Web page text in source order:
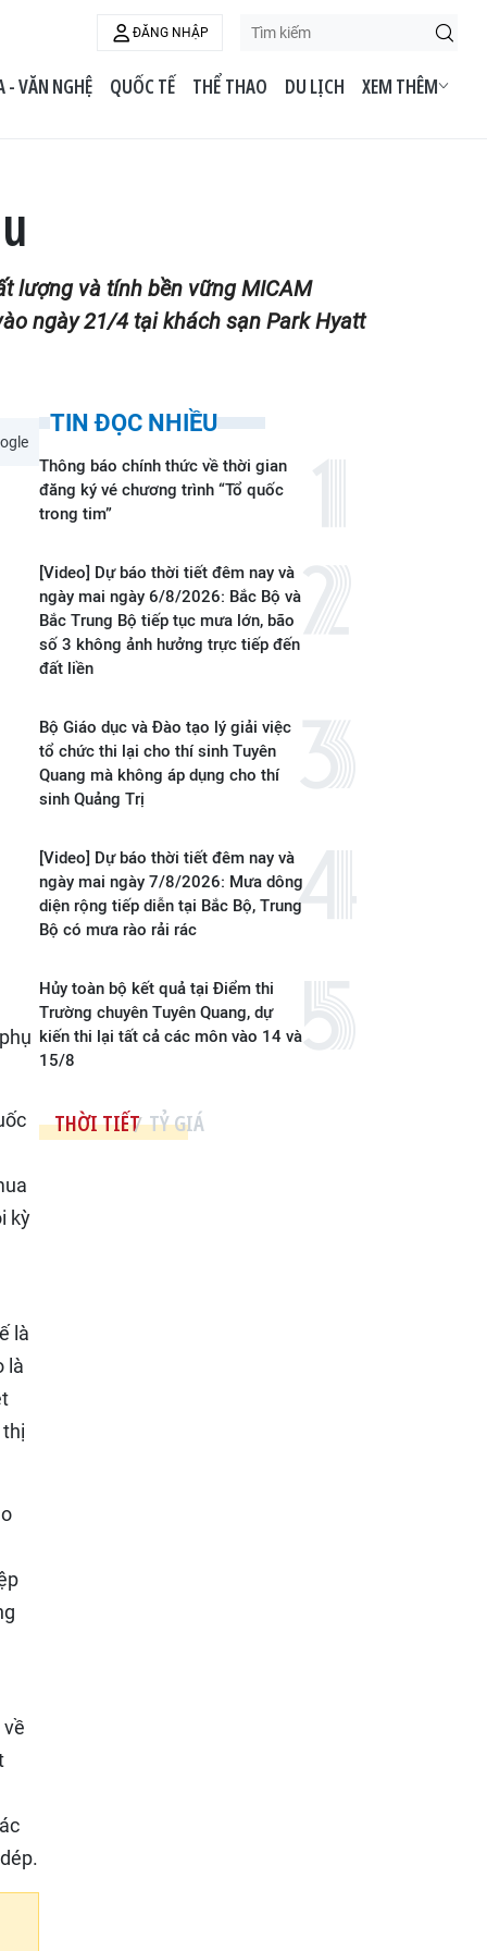
ĐĂNG NHẬP
- VĂN NGHỆ QUỐC TẾ THỂ THAO DU LỊCH XEM THÊM
lượng và tính bền vững MICAM
ngày 21/4 tại khách sạn Park Hyatt
kỳ
là
là
TIN ĐỌC NHIỀU
Thông báo chính thức về thời gian
đăng ký vé chương trình “Tổ quốc
trong tim”
[Video] Dự báo thời tiết đêm nay và
ngày mai ngày 6/8/2026: Bắc Bộ và
Bắc Trung Bộ tiếp tục mưa lớn, bão
số 3 không ảnh hưởng trực tiếp đến
đất liền
Bộ Giáo dục và Đào tạo lý giải việc
tổ chức thi lại cho thí sinh Tuyên
Quang mà không áp dụng cho thí
sinh Quảng Trị
[Video] Dự báo thời tiết đêm nay và
ngày mai ngày 7/8/2026: Mưa dông
diện rộng tiếp diễn tại Bắc Bộ, Trung
Bộ có mưa rào rải rác
Hủy toàn bộ kết quả tại Điểm thi
Trường chuyên Tuyên Quang, dự
kiến thi lại tất cả các môn vào 14 và
15/8
THỜI TIẾT TỶ GIÁ